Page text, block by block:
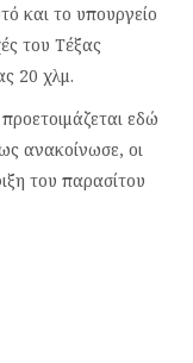
και το υπουργείο
του Τέξας
20 χλμ.
εδώ
ανακοίνωσε, οι
του παρασίτου